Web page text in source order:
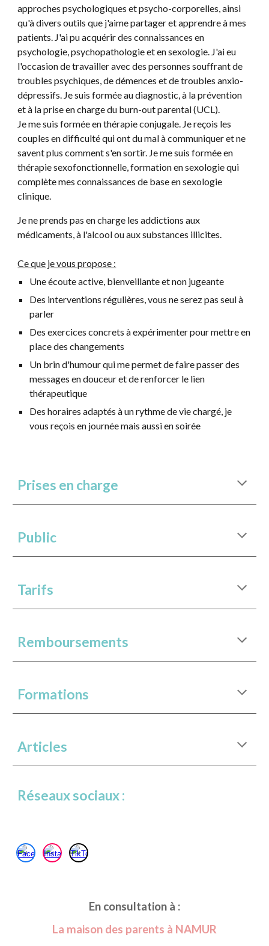
approches psychologiques et psycho-corporelles, ainsi
qu'à divers outils que j'aime partager et apprendre à mes
patients. J'ai pu acquérir des connaissances en
psychologie, psychopathologie et en sexologie. J'ai eu
l'occasion de travailler avec des personnes souffrant de
troubles psychiques, de démences et de troubles anxio-
dépressifs. Je suis formée au diagnostic, à la prévention
et à la prise en charge du burn-out parental (UCL).
Je me suis formée en thérapie conjugale. Je reçois les
couples en difficulté qui ont du mal à communiquer et ne
savent plus comment s'en sortir. Je me suis formée en
thérapie sexofonctionnelle, formation en sexologie qui
complète mes connaissances de base en sexologie
clinique.
Je ne prends pas en charge les addictions aux
médicaments, à l'alcool ou aux substances illicites.
Ce que je vous propose :
Une écoute active, bienveillante et non jugeante
Des interventions régulières, vous ne serez pas seul à
parler
Des exercices concrets à expérimenter pour mettre en
place des changements
Un brin d'humour qui me permet de faire passer des
messages en douceur et de renforcer le lien
thérapeutique
Des horaires adaptés à un rythme de vie chargé, je
vous reçois en journée mais aussi en soirée
Prises en charge
Public
Tarifs
Remboursements
Formations
Articles
Réseaux sociaux :
En consultation à :
La maison des parents à NAMUR